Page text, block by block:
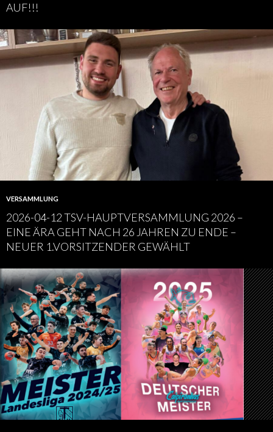
AUF!!!
VERSAMMLUNG
2026-04-12 TSV-HAUPTVERSAMMLUNG 2026 –
EINE ÄRA GEHT NACH 26 JAHREN ZU ENDE –
NEUER 1.VORSITZENDER GEWÄHLT